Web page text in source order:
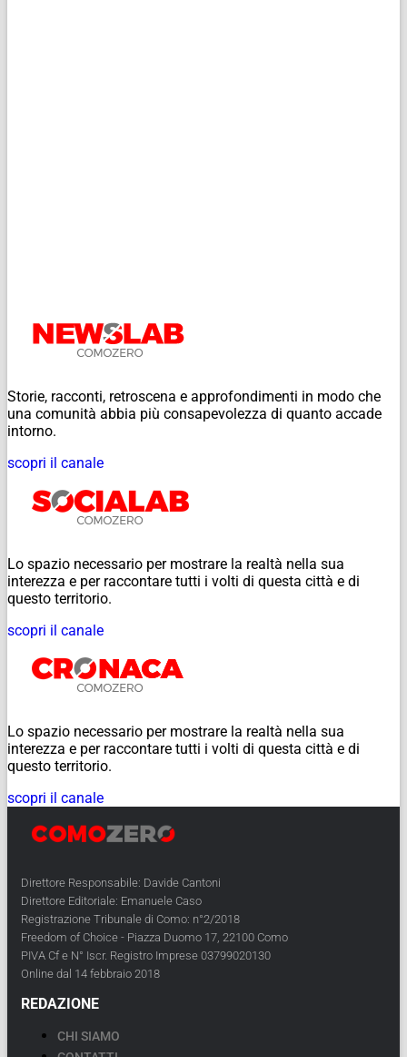
Storie, racconti, retroscena e approfondimenti in modo che
una comunità abbia più consapevolezza di quanto accade
intorno.
scopri il canale
Lo spazio necessario per mostrare la realtà nella sua
interezza e per raccontare tutti i volti di questa città e di
questo territorio.
scopri il canale
Lo spazio necessario per mostrare la realtà nella sua
interezza e per raccontare tutti i volti di questa città e di
questo territorio.
scopri il canale
Direttore Responsabile: Davide Cantoni
Direttore Editoriale: Emanuele Caso
Registrazione Tribunale di Como: n°2/2018
Freedom of Choice - Piazza Duomo 17, 22100 Como
PIVA Cf e N° Iscr. Registro Imprese 03799020130
Online dal 14 febbraio 2018
REDAZIONE
CHI SIAMO